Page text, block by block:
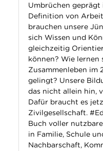
Umbrüchen
Definition von
brauchen unsere
sich Wissen und
gleichzeitig
können? Wie lernen
Zusammenleben im
gelingt? Unsere
das nicht allein hin,
Dafür braucht es
Zivilgesellschaft.
Buch voller
in Familie, Schule
Nachbarschaft,